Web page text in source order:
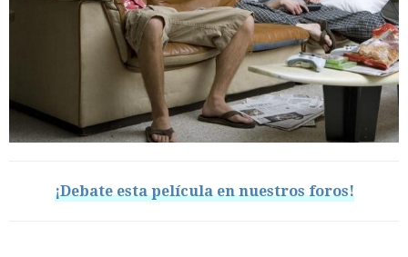
¡Debate esta película en nuestros foros!